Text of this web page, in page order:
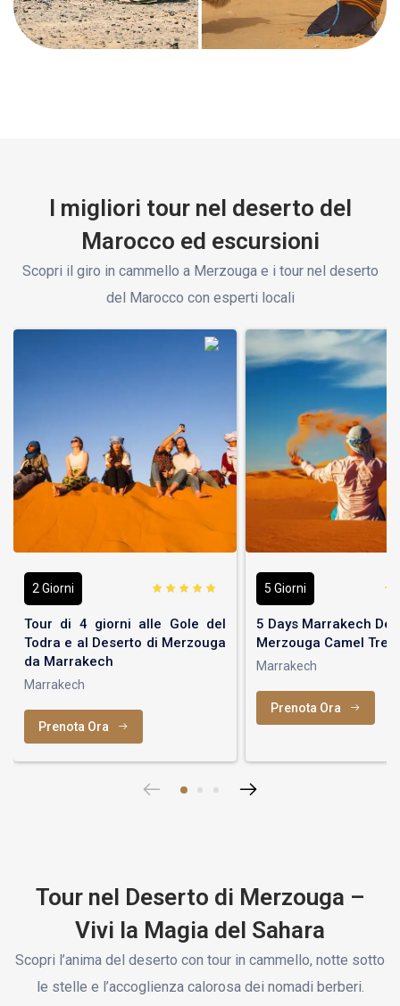
I migliori tour nel deserto del
Marocco ed escursioni
Scopri il giro in cammello a Merzouga e i tour nel deserto
del Marocco con esperti locali
2 Giorni
Tour di 4 giorni alle Gole del
Todra e al Deserto di Merzouga
da Marrakech
Marrakech
Prenota Ora
5 Giorni
5 Days Marrakech
Merzouga Camel Trek
Marrakech
Prenota Ora
Tour nel Deserto di Merzouga –
Vivi la Magia del Sahara
Scopri l’anima del deserto con tour in cammello, notte sotto
le stelle e l’accoglienza calorosa dei nomadi berberi.